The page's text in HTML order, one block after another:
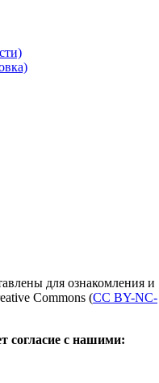
для ознакомления и
Commons (CC BY-NC-
согласие с нашими: